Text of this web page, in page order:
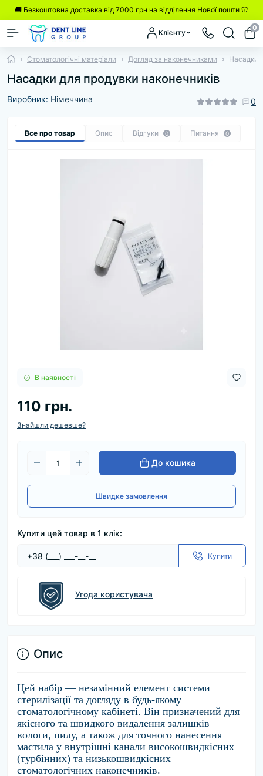
🚚 Безкоштовна доставка від 7000 грн на відділення Нової пошти 🦷
Клієнту
0
Стоматологічні матеріали Догляд за наконечниками Насадки
Насадки для продувки наконечників
Виробник: Німеччина 0
Все про товар Опис Відгуки 0 Питання 0
В наявності
110 грн.
Знайшли дешевше?
До кошика
Швидке замовлення
Купити цей товар в 1 клік:
Купити
Угода користувача
Опис
Цей набір — незамінний елемент системи
стерилізації та догляду в будь-якому
стоматологічному кабінеті. Він призначений для
якісного та швидкого видалення залишків
вологи, пилу, а також для точного нанесення
мастила у внутрішні канали високошвидкісних
(турбінних) та низькошвидкісних
стоматологічних наконечників.